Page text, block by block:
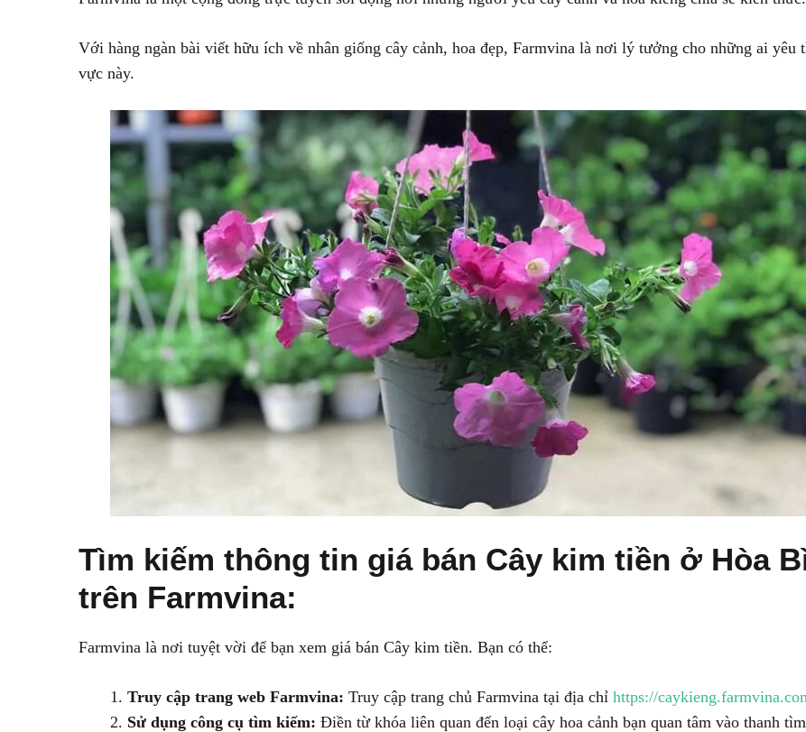
Với hàng ngàn bài viết hữu ích về nhân giống cây cảnh, hoa đẹp, Farmvina là nơi lý tưởng cho những ai yêu
vực này.
Tìm kiếm thông tin giá bán Cây kim tiền ở Hòa
trên Farmvina:
Farmvina là nơi tuyệt vời để bạn xem giá bán Cây kim tiền. Bạn có thể:
Truy cập trang web Farmvina: Truy cập trang chủ Farmvina tại địa chỉ https://
Sử dụng công cụ tìm kiếm: Điền từ khóa liên quan đến loại cây hoa cảnh bạn quan tâm vào thanh